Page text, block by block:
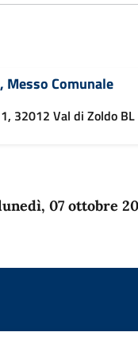
Comunale
32012 Val di Zoldo BL
07 ottobre